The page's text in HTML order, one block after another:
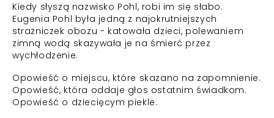
Kiedy słyszą nazwisko Pohl, robi im się słabo.
Eugenia Pohl była jedną z najokrutniejszych
strażniczek obozu - katowała dzieci, polewaniem
zimną wodą skazywała je na śmierć przez
wychłodzenie.
Opowieść o miejscu, które skazano na zapomnienie.
Opowieść, która oddaje głos ostatnim świadkom.
Opowieść o dziecięcym piekle.